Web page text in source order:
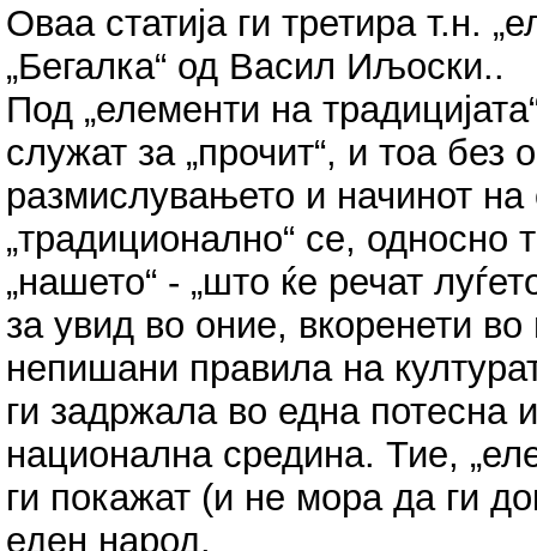
Оваа статија ги третира т.н.
„Бегалка“ од Васил Иљоски..
Под „елементи на
служат за „прочит“, и тоа
размислувањето и начинот
„традиционално“ се, односно
„нашето“ - „што ќе речат
за увид во оние, вкоренети
непишани правила на
ги задржала во една потесна
национална средина. Тие,
ги покажат (и не мора да ги
еден народ.